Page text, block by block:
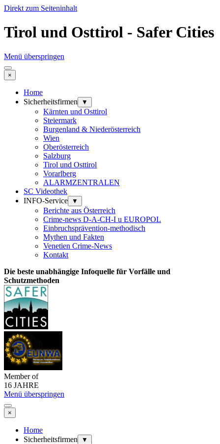
Direkt zum Seiteninhalt
Tirol und Osttirol - Safer Cities
Menü überspringen
×
Home
Sicherheitsfirmen
▼
Kärnten und Osttirol
Steiermark
Burgenland & Niederösterreich
Wien
Oberösterreich
Salzburg
Tirol und Osttirol
Vorarlberg
ALARMZENTRALEN
SC Videothek
INFO-Service
▼
Berichte aus Österreich
Crime-news D-A-CH-I u EUROPOL
Einbruchsprävention-methodisch
Mythen und Fakten
Venetien Crime-News
Kontakt
Die beste unabhängige Infoquelle für Vorfälle und
Schutzmethoden
Member of
16 JAHRE
Menü überspringen
×
Home
Sicherheitsfirmen
▼